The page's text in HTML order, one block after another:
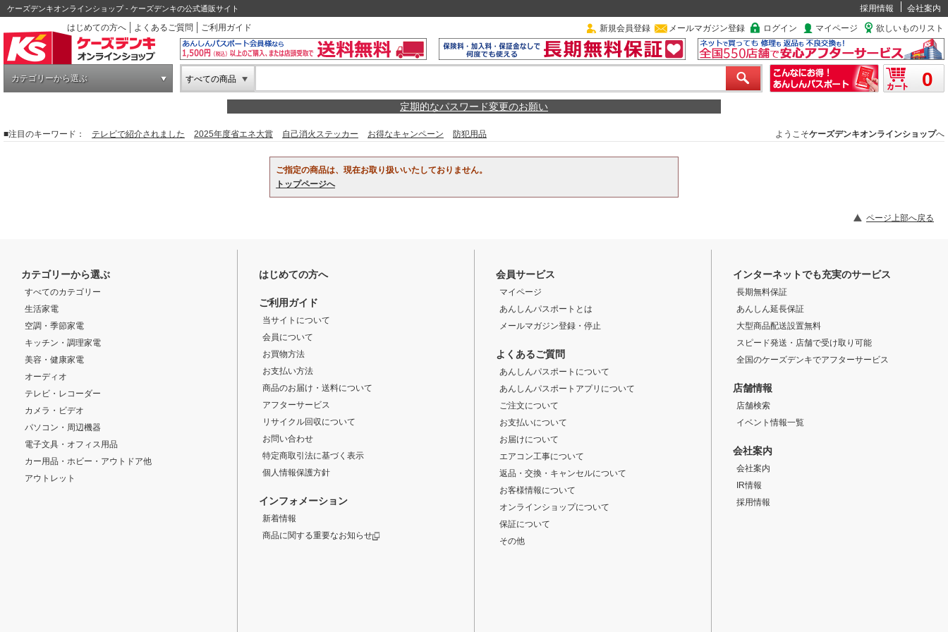
ケーズデンキオンラインショップ - ケーズデンキの公式通販サイト 採用情報
会社案内
はじめての方へ
よくあるご質問 ご利用ガイド 新規会員登録 メールマガジン登録 ログイン マイページ 欲しいものリスト
カテゴリーから選ぶ すべての商品 0
定期的なパスワード変更のお願い
■注目のキーワード： テレビで紹介されました 2025年度省エネ大賞 自己消火ステッカー お得なキャンペーン 防犯用品 ようこそケーズデンキオンラインショップへ
ご指定の商品は、現在お取り扱いいたしておりません。
トップページへ
ページ上部へ戻る
カテゴリーから選ぶ
すべてのカテゴリー
生活家電
空調・季節家電
キッチン・調理家電
美容・健康家電
オーディオ
テレビ・レコーダー
カメラ・ビデオ
パソコン・周辺機器
電子文具・オフィス用品
カー用品・ホビー・アウトドア他
アウトレット
はじめての方へ
ご利用ガイド
当サイトについて
会員について
お買物方法
お支払い方法
商品のお届け・送料について
アフターサービス
リサイクル回収について
お問い合わせ
特定商取引法に基づく表示
個人情報保護方針
インフォメーション
新着情報
商品に関する重要なお知らせ
会員サービス
マイページ
あんしんパスポートとは
メールマガジン登録・停止
よくあるご質問
あんしんパスポートについて
あんしんパスポートアプリについて
ご注文について
お支払いについて
お届けについて
エアコン工事について
返品・交換・キャンセルについて
お客様情報について
オンラインショップについて
保証について
その他
インターネットでも充実のサービス
長期無料保証
あんしん延長保証
大型商品配送設置無料
スピード発送・店舗で受け取り可能
全国のケーズデンキでアフターサービス
店舗情報
店舗検索
イベント情報一覧
会社案内
会社案内
IR情報
採用情報